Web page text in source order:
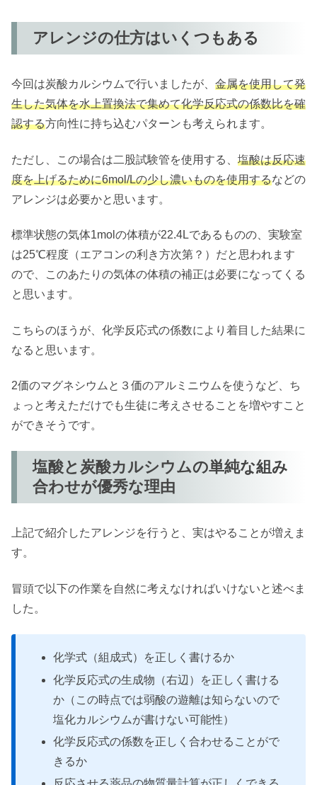
アレンジの仕方はいくつもある
今回は炭酸カルシウムで行いましたが、 金属を使用して発
生した気体を水上置換法で集めて化学反応式の係数比を確
認する方向性に持ち込むパターンも考えられます。
ただし、この場合は二股試験管を使用する、 塩酸は反応速
度を上げるために6mol/Lの少し濃いものを使用するなどの
アレンジは必要かと思います。
標準状態の気体1molの体積が22.4Lであるものの、実験室
は25℃程度（エアコンの利き方次第？）だと思われます
ので、このあたりの気体の体積の補正は必要になってくる
と思います。
こちらのほうが、化学反応式の係数により着目した結果に
なると思います。
2価のマグネシウムと３価のアルミニウムを使うなど、ち
ょっと考えただけでも生徒に考えさせることを増やすこと
ができそうです。
塩酸と炭酸カルシウムの単純な組み
合わせが優秀な理由
上記で紹介したアレンジを行うと、実はやることが増えま
す。
冒頭で以下の作業を自然に考えなければいけないと述べま
した。
化学式（組成式）を正しく書けるか
化学反応式の生成物（右辺）を正しく書ける
か（この時点では弱酸の遊離は知らないので
塩化カルシウムが書けない可能性）
化学反応式の係数を正しく合わせることがで
きるか